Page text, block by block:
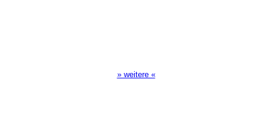
» weitere «